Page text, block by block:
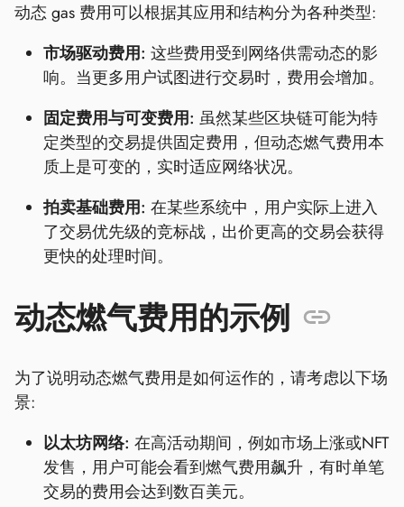
动态 gas 费用可以根据其应用和结构分为各种类型:
市场驱动费用: 这些费用受到网络供需动态的影
响。当更多用户试图进行交易时，费用会增加。
固定费用与可变费用: 虽然某些区块链可能为特
定类型的交易提供固定费用，但动态燃气费用本
质上是可变的，实时适应网络状况。
拍卖基础费用: 在某些系统中，用户实际上进入
了交易优先级的竞标战，出价更高的交易会获得
更快的处理时间。
动态燃气费用的示例
为了说明动态燃气费用是如何运作的，请考虑以下场
景:
以太坊网络: 在高活动期间，例如市场上涨或NFT
发售，用户可能会看到燃气费用飙升，有时单笔
交易的费用会达到数百美元。